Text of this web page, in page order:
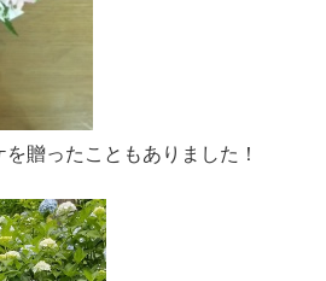
贈ったこともありました！